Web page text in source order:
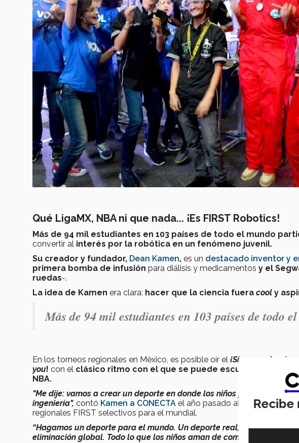
Qué LigaMX, NBA ni que nada... ¡Es FIRST Robotics!
Más de 94 mil estudiantes en 103 países de todo el mundo
convertir al interés por la robótica en un fenómeno juvenil.
Su creador y fundador, Dean Kamen, es un destacado inventor y
primera bomba de infusión para diálisis y medicamentos y el
ruedas-.
La idea de Kamen era clara: hacer que la ciencia fuera cool y
Más de 94 mil estudiantes en 103 países de todo
En los torneos regionales en México, es posible oír el ¡Sí se puede, sí
you! con el clásico ritmo con el que se puede escuchar en un
NBA.
"Me dije: vamos a crear un deporte en donde los niños pasen horas
ingeniería", contó Kamen a CONECTA el año pasado al visitar elTec
regionales FIRST selectivos para el mundial.
“Hagamos un deporte para el mundo. Un deporte real, con torneos,
eliminación global. Todo lo que los niños aman de competir”